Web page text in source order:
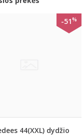
-51%
44(XXL) dydžio